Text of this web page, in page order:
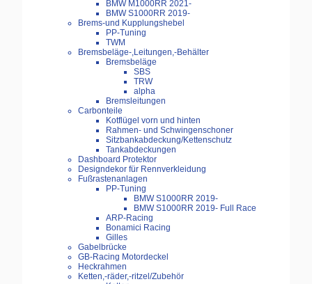
BMW M1000RR 2021-
BMW S1000RR 2019-
Brems-und Kupplungshebel
PP-Tuning
TWM
Bremsbeläge-,Leitungen,-Behälter
Bremsbeläge
SBS
TRW
alpha
Bremsleitungen
Carbonteile
Kotflügel vorn und hinten
Rahmen- und Schwingenschoner
Sitzbankabdeckung/Kettenschutz
Tankabdeckungen
Dashboard Protektor
Designdekor für Rennverkleidung
Fußrastenanlagen
PP-Tuning
BMW S1000RR 2019-
BMW S1000RR 2019- Full Race
ARP-Racing
Bonamici Racing
Gilles
Gabelbrücke
GB-Racing Motordeckel
Heckrahmen
Ketten,-räder,-ritzel/Zubehör